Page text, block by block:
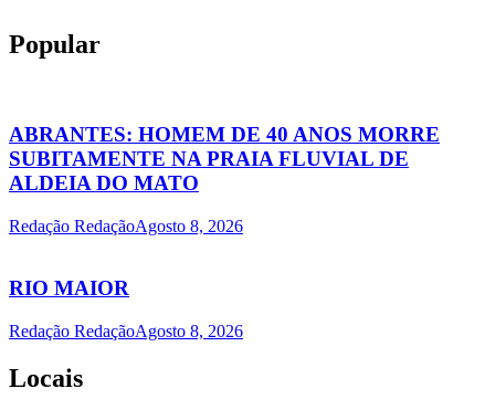
Popular
ABRANTES: HOMEM DE 40 ANOS MORRE
SUBITAMENTE NA PRAIA FLUVIAL DE
ALDEIA DO MATO
Redação RedaçãoAgosto 8, 2026
RIO MAIOR
Redação RedaçãoAgosto 8, 2026
Locais